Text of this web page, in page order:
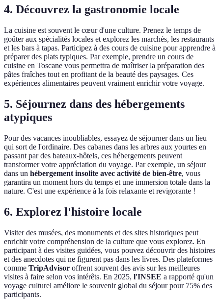
4. Découvrez la gastronomie locale
La cuisine est souvent le cœur d'une culture. Prenez le temps de
goûter aux spécialités locales et explorez les marchés, les restaurants
et les bars à tapas. Participez à des cours de cuisine pour apprendre à
préparer des plats typiques. Par exemple, prendre un cours de
cuisine en Toscane vous permettra de maîtriser la préparation des
pâtes fraîches tout en profitant de la beauté des paysages. Ces
expériences alimentaires peuvent vraiment enrichir votre voyage.
5. Séjournez dans des hébergements
atypiques
Pour des vacances inoubliables, essayez de séjourner dans un lieu
qui sort de l'ordinaire. Des cabanes dans les arbres aux yourtes en
passant par des bateaux-hôtels, ces hébergements peuvent
transformer votre appréciation du voyage. Par exemple, un séjour
dans un hébergement insolite avec activité de bien-être, vous
garantira un moment hors du temps et une immersion totale dans la
nature. C'est une expérience à la fois relaxante et revigorante !
6. Explorez l'histoire locale
Visiter des musées, des monuments et des sites historiques peut
enrichir votre compréhension de la culture que vous explorez. En
participant à des visites guidées, vous pouvez découvrir des histoires
et des anecdotes qui ne figurent pas dans les livres. Des plateformes
comme TripAdvisor offrent souvent des avis sur les meilleures
visites à faire selon vos intérêts. En 2025, l'INSEE a rapporté qu'un
voyage culturel améliore le souvenir global du séjour pour 75% des
participants.